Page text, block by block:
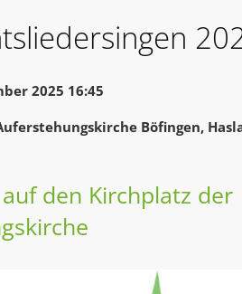
2025 16:45
Böfingen,
den Kirchplatz der